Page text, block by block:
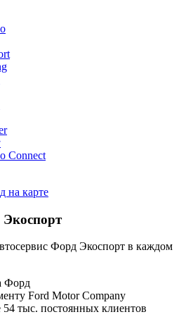
Connect
на карте
Форд Экоспорт в каждом
Форд
Ford Motor Company
54 тыс. постоянных клиентов